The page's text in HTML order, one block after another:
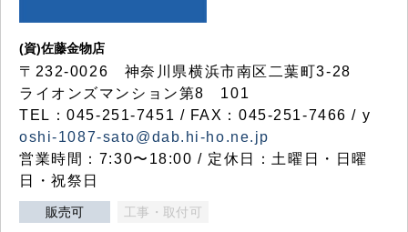
(資)佐藤金物店
〒232-0026 神奈川県横浜市南区二葉町3-28
ライオンズマンション第8 101
TEL：045-251-7451 / FAX：045-251-7466 / y
oshi-1087-sato@dab.hi-ho.ne.jp
営業時間：7:30〜18:00 / 定休日：土曜日・日曜
日・祝祭日
販売可 工事・取付可